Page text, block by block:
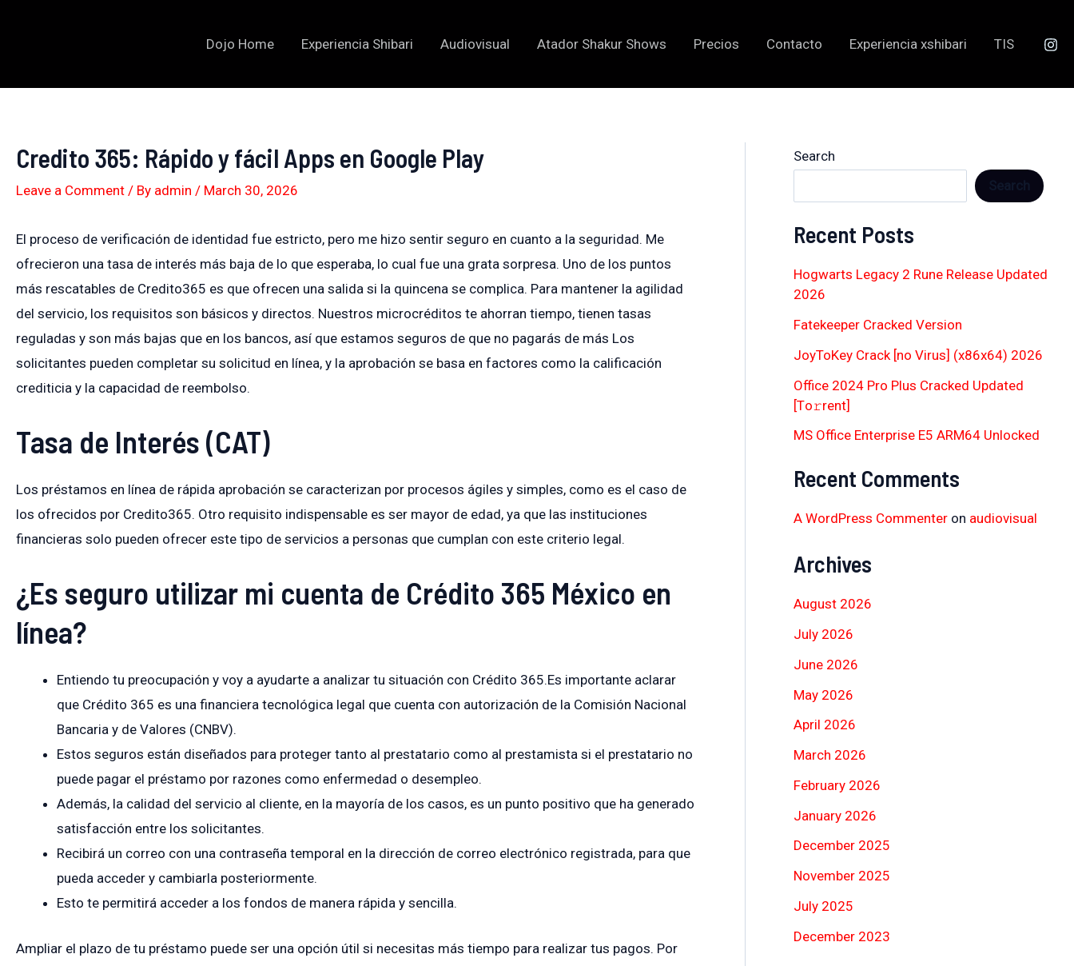
Dojo Home Experiencia Shibari Audiovisual Atador Shakur Shows Precios Contacto Experiencia xshibari TIS
Credito 365: Rápido y fácil Apps en Google Play
Leave a Comment / By admin / March 30, 2026
El proceso de verificación de identidad fue estricto, pero me hizo sentir seguro en cuanto a la seguridad. Me
ofrecieron una tasa de interés más baja de lo que esperaba, lo cual fue una grata sorpresa. Uno de los puntos
más rescatables de Credito365 es que ofrecen una salida si la quincena se complica. Para mantener la agilidad
del servicio, los requisitos son básicos y directos. Nuestros microcréditos te ahorran tiempo, tienen tasas
reguladas y son más bajas que en los bancos, así que estamos seguros de que no pagarás de más Los
solicitantes pueden completar su solicitud en línea, y la aprobación se basa en factores como la calificación
crediticia y la capacidad de reembolso.
Tasa de Interés (CAT)
Los préstamos en línea de rápida aprobación se caracterizan por procesos ágiles y simples, como es el caso de
los ofrecidos por Credito365. Otro requisito indispensable es ser mayor de edad, ya que las instituciones
financieras solo pueden ofrecer este tipo de servicios a personas que cumplan con este criterio legal.
¿Es seguro utilizar mi cuenta de Crédito 365 México en
línea?
Entiendo tu preocupación y voy a ayudarte a analizar tu situación con Crédito 365.Es importante aclarar
que Crédito 365 es una financiera tecnológica legal que cuenta con autorización de la Comisión Nacional
Bancaria y de Valores (CNBV).
Estos seguros están diseñados para proteger tanto al prestatario como al prestamista si el prestatario no
puede pagar el préstamo por razones como enfermedad o desempleo.
Además, la calidad del servicio al cliente, en la mayoría de los casos, es un punto positivo que ha generado
satisfacción entre los solicitantes.
Recibirá un correo con una contraseña temporal en la dirección de correo electrónico registrada, para que
pueda acceder y cambiarla posteriormente.
Esto te permitirá acceder a los fondos de manera rápida y sencilla.
Ampliar el plazo de tu préstamo puede ser una opción útil si necesitas más tiempo para realizar tus pagos. Por
Search
Recent Posts
Hogwarts Legacy 2 Rune Release Updated
2026
Fatekeeper Cracked Version
JoyToKey Crack [no Virus] (x86x64) 2026
Office 2024 Pro Plus Cracked Updated
[Тo𝚛rent]
MS Office Enterprise E5 ARM64 Unlocked
Recent Comments
A WordPress Commenteron audiovisual
Archives
August 2026
July 2026
June 2026
May 2026
April 2026
March 2026
February 2026
January 2026
December 2025
November 2025
July 2025
December 2023